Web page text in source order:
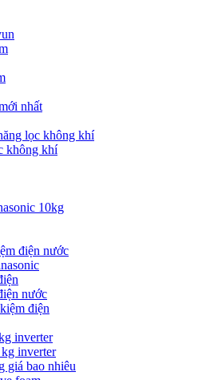
nhất
lọc không khí
không khí
10kg
điện nước
nước
điện
inverter
inverter
giá bao nhiêu